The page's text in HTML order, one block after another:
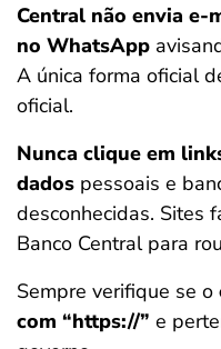
Central não envia e-
no WhatsApp
A única forma oficial
oficial.
Nunca clique em
dados pessoais e
desconhecidas. Sites
Banco Central para
Sempre verifique se o
com “https://” e